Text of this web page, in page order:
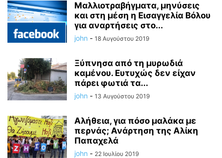
Μαλλιοτραβήγματα, μηνύσεις
και στη μέση η Εισαγγελία Βόλου
για αναρτήσεις στο...
john - 18 Αυγούστου 2019
Ξύπνησα από τη μυρωδιά
καμένου. Ευτυχώς δεν είχαν
πάρει φωτιά τα...
john - 13 Αυγούστου 2019
Αλήθεια, για πόσο μαλάκα με
περνάς; Ανάρτηση της Αλίκη
Παπαχελά
john - 22 Ιουλίου 2019